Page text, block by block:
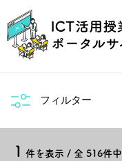
フィルター
1 件を表示 / 全 516件中